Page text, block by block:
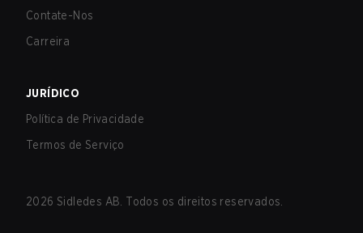
Contate-Nos
Carreira
JURÍDICO
Política de Privacidade
Termos de Serviço
2026 Sidledes AB. Todos os direitos reservados.